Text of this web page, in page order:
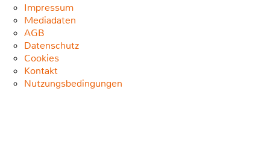
Impressum
Mediadaten
AGB
Datenschutz
Cookies
Kontakt
Nutzungsbedingungen